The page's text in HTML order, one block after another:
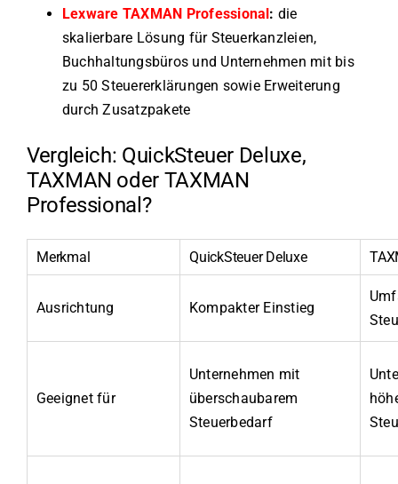
Lexware TAXMAN Professional : die
skalierbare Lösung für Steuerkanzleien,
Buchhaltungsbüros und Unternehmen mit bis
zu 50 Steuererklärungen sowie Erweiterung
durch Zusatzpakete
Vergleich: QuickSteuer Deluxe,
TAXMAN oder TAXMAN
Professional?
Merkmal QuickSteuer Deluxe
Ausrichtung Kompakter Einstieg
Geeignet für
Unternehmen mit
überschaubarem
Steuerbedarf